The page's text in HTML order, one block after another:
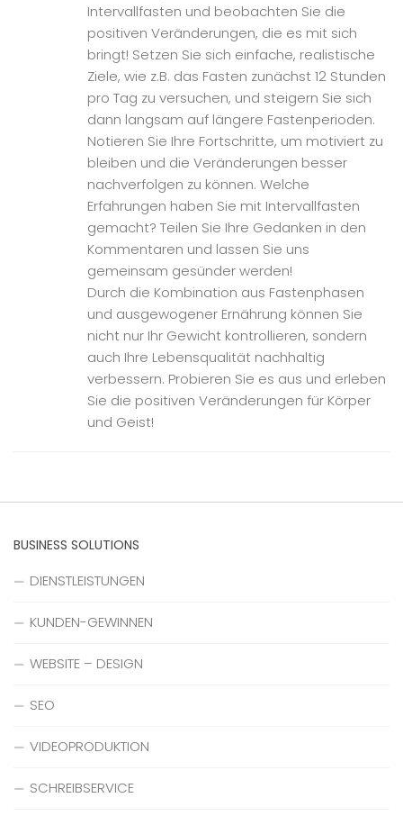
Intervallfasten und beobachten Sie die
positiven Veränderungen, die es mit sich
bringt! Setzen Sie sich einfache, realistische
Ziele, wie z.B. das Fasten zunächst 12 Stunden
pro Tag zu versuchen, und steigern Sie sich
dann langsam auf längere Fastenperioden.
Notieren Sie Ihre Fortschritte, um motiviert zu
bleiben und die Veränderungen besser
nachverfolgen zu können. Welche
Erfahrungen haben Sie mit Intervallfasten
gemacht? Teilen Sie Ihre Gedanken in den
Kommentaren und lassen Sie uns
gemeinsam gesünder werden!
Durch die Kombination aus Fastenphasen
und ausgewogener Ernährung können Sie
nicht nur Ihr Gewicht kontrollieren, sondern
auch Ihre Lebensqualität nachhaltig
verbessern. Probieren Sie es aus und erleben
Sie die positiven Veränderungen für Körper
und Geist!
BUSINESS SOLUTIONS
DIENSTLEISTUNGEN
KUNDEN-GEWINNEN
WEBSITE – DESIGN
SEO
VIDEOPRODUKTION
SCHREIBSERVICE